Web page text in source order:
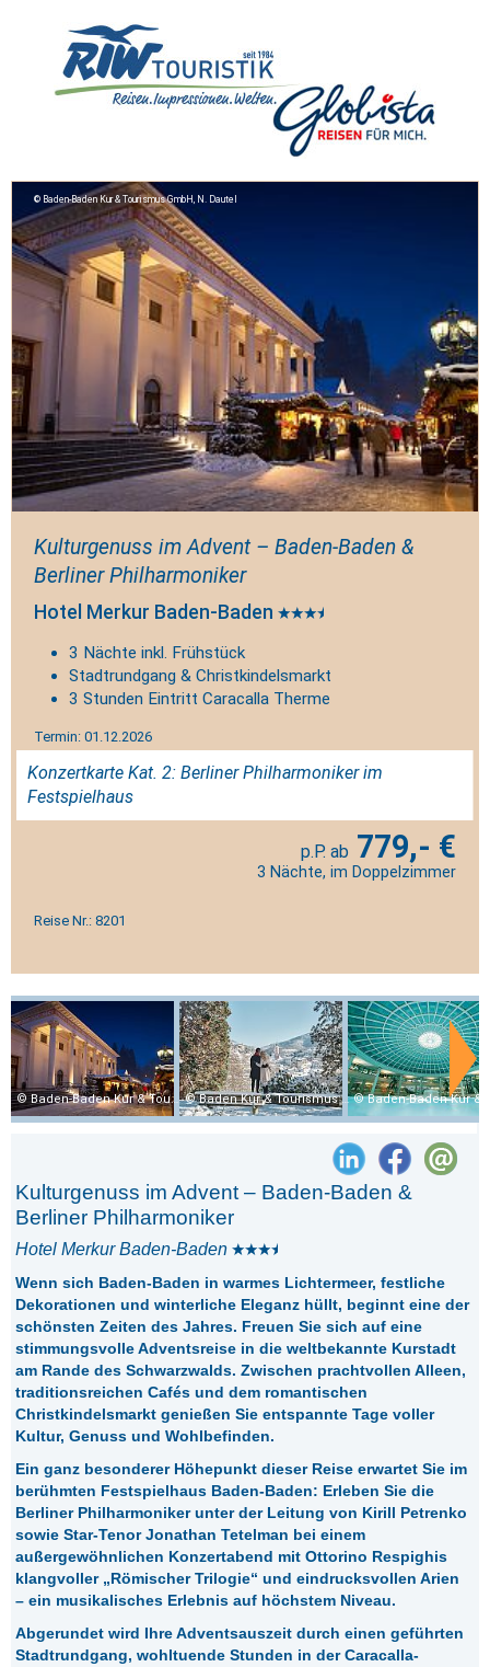
Baden-Baden Kur & Tourismus GmbH, N. Dautel
Kulturgenuss im Advent – Baden-Baden &
Berliner Philharmoniker
Hotel Merkur Baden-Baden
3 Nächte inkl. Frühstück
Stadtrundgang & Christkindelsmarkt
3 Stunden Eintritt Caracalla Therme
Termin: 01.12.2026
Konzertkarte Kat. 2: Berliner Philharmoniker im
Festspielhaus
779,- €
3 Nächte, im Doppelzimmer
Reise Nr.: 8201
Baden-Baden Kur & Tourismus GmbH, N. Dautel Baden Kur & Tourismus GmbH, C. Duepper Baden-Baden Kur &
Kulturgenuss im Advent – Baden-Baden &
Berliner Philharmoniker
Hotel Merkur Baden-Baden
Wenn sich Baden-Baden in warmes Lichtermeer, festliche
Dekorationen und winterliche Eleganz hüllt, beginnt eine der
schönsten Zeiten des Jahres. Freuen Sie sich auf eine
stimmungsvolle Adventsreise in die weltbekannte Kurstadt
am Rande des Schwarzwalds. Zwischen prachtvollen Alleen,
traditionsreichen Cafés und dem romantischen
Christkindelsmarkt genießen Sie entspannte Tage voller
Kultur, Genuss und Wohlbefinden.
Ein ganz besonderer Höhepunkt dieser Reise erwartet Sie im
berühmten Festspielhaus Baden-Baden: Erleben Sie die
Berliner Philharmoniker unter der Leitung von Kirill Petrenko
sowie Star-Tenor Jonathan Tetelman bei einem
außergewöhnlichen Konzertabend mit Ottorino Respighis
klangvoller „Römischer Trilogie“ und eindrucksvollen Arien
– ein musikalisches Erlebnis auf höchstem Niveau.
Abgerundet wird Ihre Adventsauszeit durch einen geführten
Stadtrundgang, wohltuende Stunden in der Caracalla-